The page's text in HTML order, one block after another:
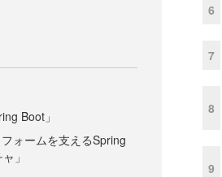
Boot」
ォームを支えるSpring
」
6
7
8
9